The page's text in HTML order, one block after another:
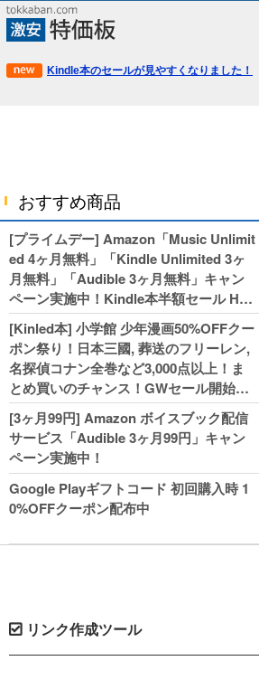
Kindle本のセールが見やすくなりました！
おすすめ商品
[プライムデー] Amazon「Music Unlimit
ed 4ヶ月無料」「Kindle Unlimited 3ヶ
月無料」「Audible 3ヶ月無料」キャン
ペーン実施中！Kindle本半額セール HU
NTER×HUNTERなど集英社、無職転生,
幼女戦記などKADOKAWA、キャプテン
翼100円セールも！
[Kinled本] 小学館 少年漫画50%OFFクー
ポン祭り！日本三國, 葬送のフリーレン,
名探偵コナン全巻など3,000点以上！ま
とめ買いのチャンス！GWセール開始！
人気コミック多数 カドカワ祭やIT関連本
がセールに！
[3ヶ月99円] Amazon ボイスブック配信
サービス「Audible 3ヶ月99円」キャン
ペーン実施中！
Google Playギフトコード 初回購入時 1
0%OFFクーポン配布中
リンク作成ツール